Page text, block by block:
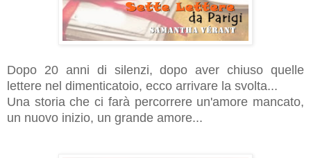
Dopo 20 anni di silenzi, dopo aver chiuso quelle
lettere nel dimenticatoio, ecco arrivare la svolta...
Una storia che ci farà percorrere un'amore mancato,
un nuovo inizio, un grande amore...